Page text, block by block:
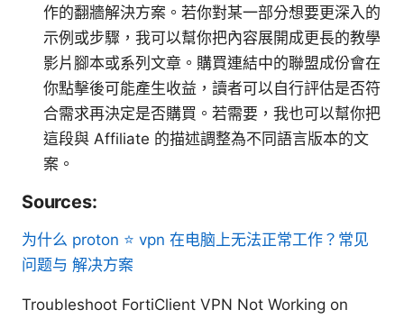
作的翻牆解決方案。若你對某一部分想要更深入的
示例或步驟，我可以幫你把內容展開成更長的教學
影片腳本或系列文章。購買連結中的聯盟成份會在
你點擊後可能產生收益，讀者可以自行評估是否符
合需求再決定是否購買。若需要，我也可以幫你把
這段與 Affiliate 的描述調整為不同語言版本的文
案。
Sources:
为什么 proton ⭐ vpn 在电脑上无法正常工作？常见
问题与 解决方案
Troubleshoot FortiClient VPN Not Working on